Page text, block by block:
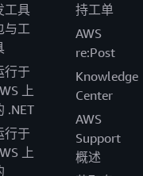
工具
与工
行于
上
.NET
行于
上
持工单
AWS
re:Post
Knowledge
Center
AWS
Support
概述